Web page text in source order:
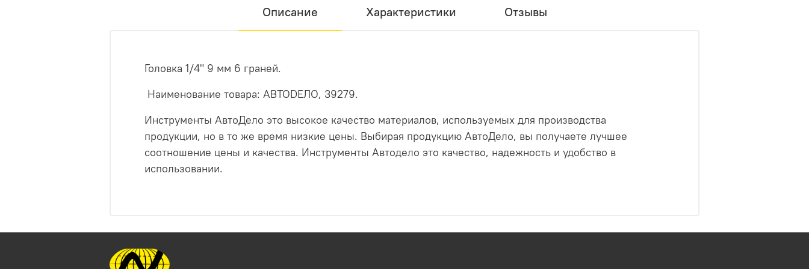
Описание Характеристики Отзывы
Головка 1/4" 9 мм 6 граней.
Наименование товара: АВТОDЕЛО, 39279.
Инструменты АвтоДело это высокое качество материалов, используемых для производства
продукции, но в то же время низкие цены. Выбирая продукцию АвтоДело, вы получаете лучшее
соотношение цены и качества. Инструменты Автодело это качество, надежность и удобство в
использовании.